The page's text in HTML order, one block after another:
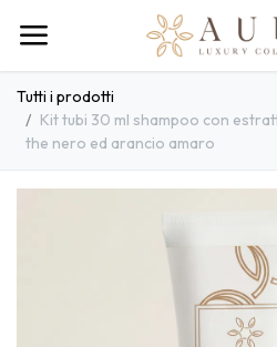
Tutti i prodotti
Kit tubi 30 ml shampoo con
the nero ed arancio amaro